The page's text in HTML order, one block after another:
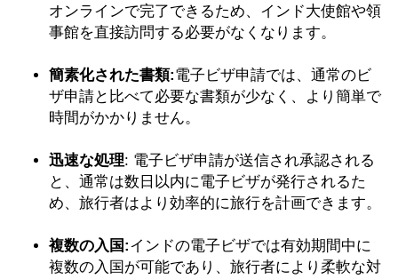
オンラインで完了できるため、インド大使館や領
事館を直接訪問する必要がなくなります。
簡素化された書類:電子ビザ申請では、通常のビ
ザ申請と比べて必要な書類が少なく、より簡単で
時間がかかりません。
迅速な処理: 電子ビザ申請が送信され承認される
と、通常は数日以内に電子ビザが発行されるた
め、旅行者はより効率的に旅行を計画できます。
複数の入国:インドの電子ビザでは有効期間中に
複数の入国が可能であり、旅行者により柔軟な対